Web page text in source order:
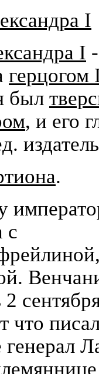
I
I
герцогом
был
, и его
.
с
2
что
генерал